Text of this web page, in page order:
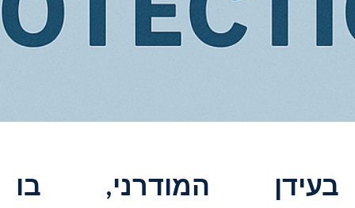
בעידן המודרני, בו